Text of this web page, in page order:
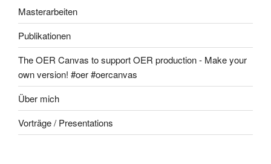
Masterarbeiten
Publikationen
The OER Canvas to support OER production - Make your
own version! #oer #oercanvas
Über mich
Vorträge / Presentations